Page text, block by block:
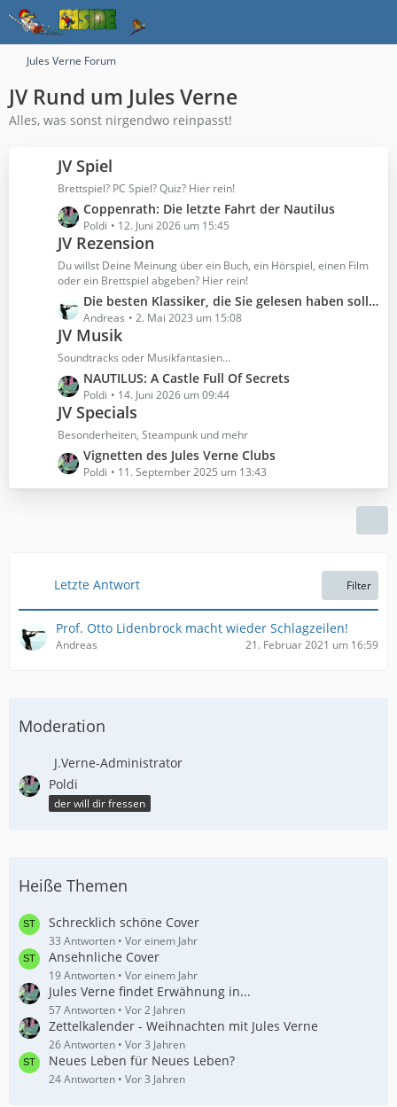
Jules Verne Forum
JV Rund um Jules Verne
Alles, was sonst nirgendwo reinpasst!
JV Spiel
Brettspiel? PC Spiel? Quiz? Hier rein!
L
e
z
t
B
e
i
r
ä
g
e
Coppenrath: Die letzte Fahrt der Nautilus
Poldi 12. Juni 2026 um 15:45
JV Rezension
Du willst Deine Meinung über ein Buch, ein Hörspiel, einen Film
oder ein Brettspiel abgeben? Hier rein!
L
e
z
e
B
e
i
t
r
Die besten Klassiker, die Sie gelesen haben sollten
Andreas 2. Mai 2023 um 15:08
JV Musik
Soundtracks oder Musikfantasien...
L
e
z
e
B
g
e
NAUTILUS: A Castle Full Of Secrets
Poldi 14. Juni 2026 um 09:44
JV Specials
Besonderheiten, Steampunk und mehr
L
e
t
e
t
r
ä
Vignetten des Jules Verne Clubs
Poldi 11. September 2025 um 13:43
Letzte Antwort Filter
Prof. Otto Lidenbrock macht wieder Schlagzeilen!
Andreas 21. Februar 2021 um 16:59
Moderation
J.Verne-Administrator
Poldi
der will dir fressen
Heiße Themen
Schrecklich schöne Cover
33 Antworten Vor einem Jahr
Ansehnliche Cover
19 Antworten Vor einem Jahr
Jules Verne findet Erwähnung in...
57 Antworten Vor 2 Jahren
Zettelkalender - Weihnachten mit Jules Verne
26 Antworten Vor 3 Jahren
Neues Leben für Neues Leben?
24 Antworten Vor 3 Jahren